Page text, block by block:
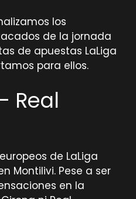
los
de la jornada
de apuestas LaLiga
para ellos.
Real
de LaLiga
Montilivi. Pese a ser
en la